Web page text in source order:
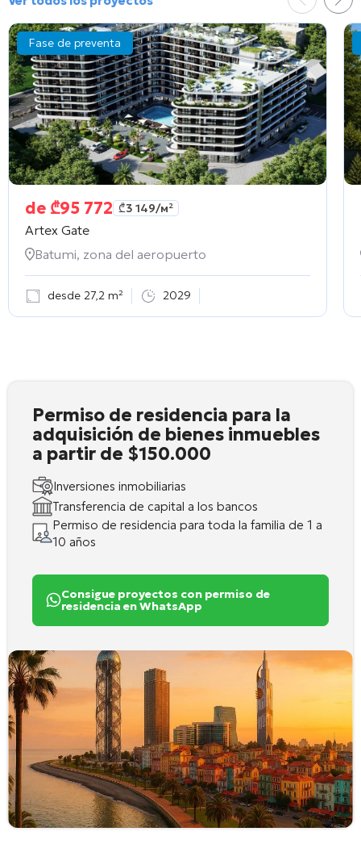
Fase de preventa
de ₾95 772 ₾3 149/м²
Artex Gate
Batumi, zona del aeropuerto
desde 27,2 m² 2029
Permiso de residencia para la
adquisición de bienes inmuebles
a partir de $150.000
Inversiones inmobiliarias
Transferencia de capital a los bancos
Permiso de residencia para toda la familia de 1 a
10 años
Consigue proyectos con permiso de
residencia en WhatsApp